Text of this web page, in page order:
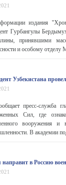
издания
Гурбангулы
принявшими
и особому
Узбекистана
пресс-служба
Сил, где
вооружения и
В академии
в Россию